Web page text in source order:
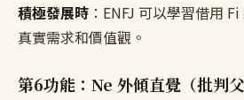
積極發展時 ：ENFJ 可以學習借用
真實需求和價值觀。
第6功能：Ne 外傾直覺（批判父